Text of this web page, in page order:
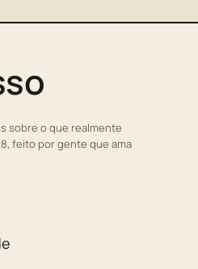
sobre o que realmente
feito por gente que ama